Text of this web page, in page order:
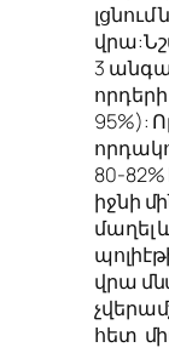
3
95%):
80-
իջնի
մաղել
վրա
հետ